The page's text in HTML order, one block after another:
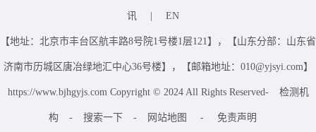
讯 EN
【地址：北京市丰台区航丰路8号院1号楼1层121】，【山东分部：山东省
济南市历城区唐冶绿地汇中心36号楼】，【邮箱地址：010@yjsyi.com】
https://www.bjhgyjs.com Copyright © 2024 All Rights Reserved- 检测机
构 - 搜索一下 - 网站地图 - 免责声明